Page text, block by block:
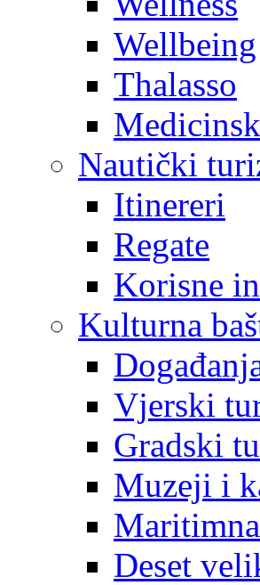
Wellbeing
Thalasso
Nautički
Itinereri
Regate
Korisne
Kulturna
Vjerski
Gradski
Muzeji i
Deset